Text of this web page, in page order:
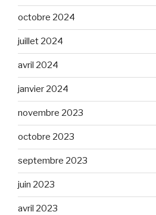
octobre 2024
juillet 2024
avril 2024
janvier 2024
novembre 2023
octobre 2023
septembre 2023
juin 2023
avril 2023